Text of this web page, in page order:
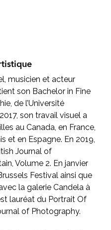
musicien et acteur
son Bachelor in Fine
de l’Université
son travail visuel a
au Canada, en France,
et en Espagne. En 2019,
Journal of
Volume 2. En janvier
Festival ainsi que
la galerie Candela à
lauréat du Portrait Of
of Photography.